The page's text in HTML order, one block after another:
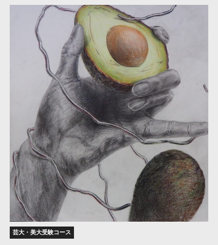
芸大・美大受験コース